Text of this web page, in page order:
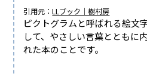
引用元：LLブック｜樹村房
ピクトグラムと呼ばれる絵文
して、やさしい言葉とともに
れた本のことです。